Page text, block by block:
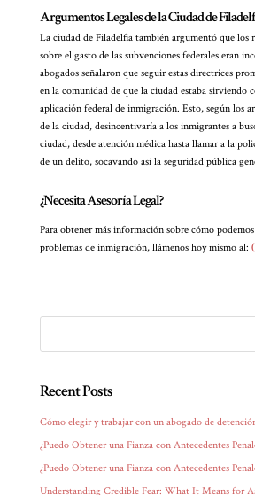
Argumentos Legales de la Ciudad de
La ciudad de Filadelfia también argumentó que los
sobre el gasto de las subvenciones federales eran
abogados señalaron que seguir estas directrices
en la comunidad de que la ciudad estaba sirviendo
aplicación federal de inmigración. Esto, según los
de la ciudad, desincentivaría a los inmigrantes a
ciudad, desde atención médica hasta llamar a la
de un delito, socavando así la seguridad pública
¿Necesita Asesoría Legal?
Para obtener más información sobre cómo
problemas de inmigración, llámenos hoy mismo al:
Recent Posts
Cómo elegir y trabajar con un abogado de
¿Puedo Obtener una Fianza con Antecedentes
¿Puedo Obtener una Fianza con Antecedentes
Understanding Credible Fear: What It Means for